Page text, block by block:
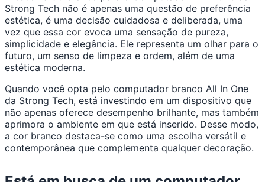
Strong Tech não é apenas uma questão de preferência
estética, é uma decisão cuidadosa e deliberada, uma
vez que essa cor evoca uma sensação de pureza,
simplicidade e elegância. Ele representa um olhar para o
futuro, um senso de limpeza e ordem, além de uma
estética moderna.
Quando você opta pelo computador branco All In One
da Strong Tech, está investindo em um dispositivo que
não apenas oferece desempenho brilhante, mas também
aprimora o ambiente em que está inserido. Desse modo,
a cor branco destaca-se como uma escolha versátil e
contemporânea que complementa qualquer decoração.